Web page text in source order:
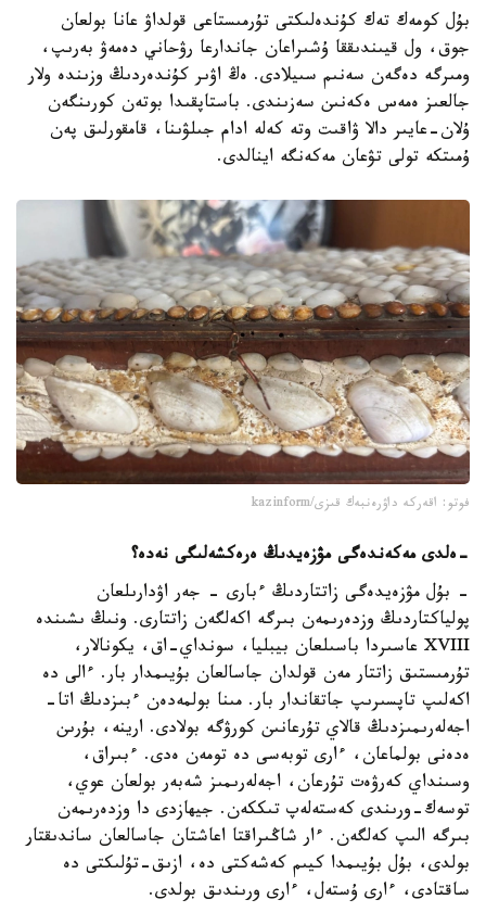
بۇل كومەك تەك كۇندەلىكتى تۇرمىستاعى قولداۋ عانا بولعان
جوق، ول قيىندىققا ۇشىراعان جاندارعا رۋحاني دەمەۋ بەرىپ،
ومىرگە دەگەن سەنىم سىيلادى. ەڭ اۋىر كۇندەردىڭ وزىندە ولار
جالعىز ەمەس ەكەنىن سەزىندى. باستاپقىدا بوتەن كورىنگەن
ۇلان-عايىر دالا ۋاقىت وتە كەلە ادام جىلۋىنا، قامقورلىق پەن
ۇمىتكە تولى تۋعان مەكەنگە اينالدى.
فوتو: اقەركە داۋرەنبەك قىزى/kazinform
-ەلدى مەكەندەگى مۋزەيدىڭ ەرەكشەلىگى نەدە؟
- بۇل مۋزەيدەگى زاتتاردىڭ ءبارى - جەر اۋدارىلعان
پولياكتاردىڭ وزدەرىمەن بىرگە اكەلگەن زاتتارى. ونىڭ ىشىندە
XVIII عاسىردا باسىلعان بيبليا، سونداي-اق، يكونالار،
تۇرمىستىق زاتتار مەن قولدان جاسالعان بۇيىمدار بار. ءالى دە
اكەلىپ تاپسىرىپ جاتقاندار بار. مىنا بولمەدەن ءبىزدىڭ اتا-
اجەلەرىمىزدىڭ قالاي تۇرعانىن كورۋگە بولادى. ارينە، بۇرىن
ەدەنى بولماعان، ءارى توبەسى دە تومەن ەدى. ءبىراق،
وسىنداي كەرۋەت تۇرعان، اجەلەرىمىز شەبەر بولعان عوي،
توسەك-ورىندى كەستەلەپ تىككەن. جيھازدى دا وزدەرىمەن
بىرگە الىپ كەلگەن. ءار شاڭىراقتا اعاشتان جاسالعان ساندىقتار
بولدى، بۇل بۇيىمدا كيىم كەشەكتى دە، ازىق-تۇلىكتى دە
ساقتادى، ءارى ۇستەل، ءارى ورىندىق بولدى.